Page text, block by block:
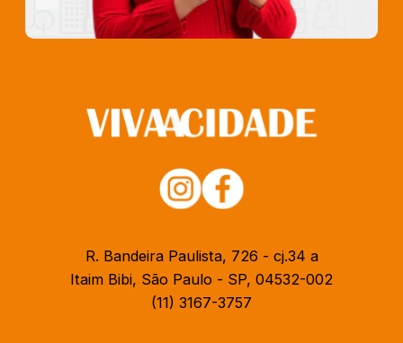
R. Bandeira Paulista, 726 - cj.34 a
Itaim Bibi, São Paulo - SP, 04532-002
(11) 3167-3757